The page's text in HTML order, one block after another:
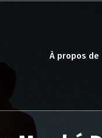
À propos de